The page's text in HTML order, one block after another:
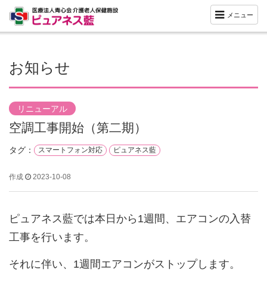
メニュー
お知らせ
リニューアル
空調工事開始（第二期）
タグ： スマートフォン対応 ピュアネス藍
作成 2023-10-08
ピュアネス藍では本日から1週間、エアコンの入替
工事を行います。
それに伴い、1週間エアコンがストップします。